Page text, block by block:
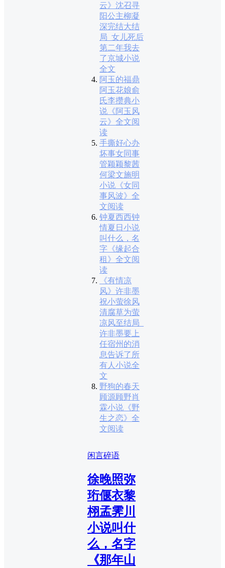
云》沈召寻
阳公主柳凝
深完结大结
局_女儿死后
第二年我去
了京城小说
全文
阿玉的福鼎
阿玉花娘俞
氏李攒典小
说《阿玉风
云》全文阅
读
手撕好心办
坏事女同事
管颖颖黎茜
何梁文施明
小说《女同
事风波》全
文阅读
钟夏西西钟
情夏日小说
叫什么，名
字《缘起合
租》全文阅
读
《有情凉
风》许非墨
祝小萤徐风
清腐草为萤
凉风至结局_
许非墨要上
任宿州的消
息告诉了所
有人小说全
文
野狗的春天
顾源顾野肖
霖小说《野
生之恋》全
文阅读
闲言碎语
徐晚照弥
珩偃衣黎
栩孟霁川
小说叫什
么，名字
《那年山